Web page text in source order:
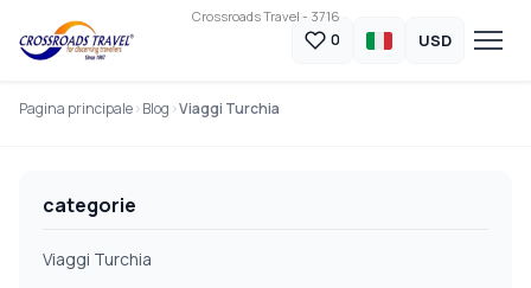
Crossroads Travel - 3716
0 USD
Pagina principale Blog Viaggi Turchia
categorie
Viaggi Turchia